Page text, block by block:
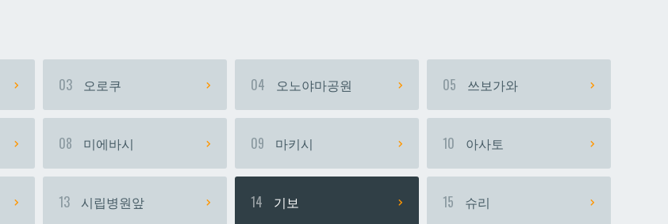
03 오로쿠 04 오노야마공원 05 쓰보가와
08 미에바시 09 마키시 10 아사토
13 시립병원앞 14 기보 15 슈리